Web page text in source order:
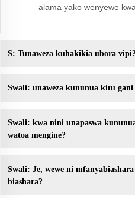
alama yako wenyewe
S: Tunaweza kuhakikia ubora
Swali: unaweza kununua kitu
Swali: kwa nini unapaswa
watoa mengine?
Swali: Je, wewe ni
biashara?